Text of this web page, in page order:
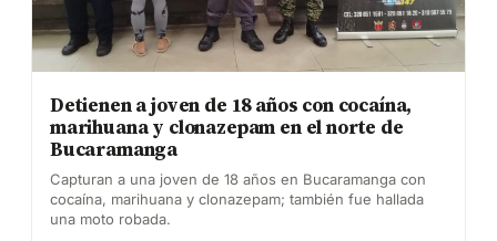
Detienen a joven de 18 años con cocaína,
marihuana y clonazepam en el norte de
Bucaramanga
Capturan a una joven de 18 años en Bucaramanga con
cocaína, marihuana y clonazepam; también fue hallada
una moto robada.